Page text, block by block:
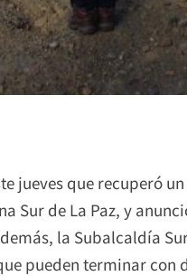
jueves que recuperó
Sur de La Paz, y
la Subalcaldía
pueden terminar con